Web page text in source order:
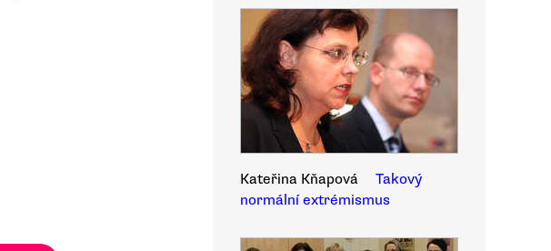
Kateřina Kňapová
Takový
normální extrémismus